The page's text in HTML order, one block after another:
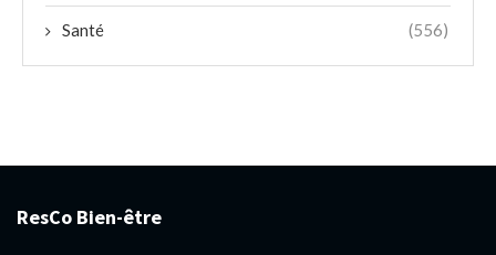
Santé (556)
ResCo Bien-être